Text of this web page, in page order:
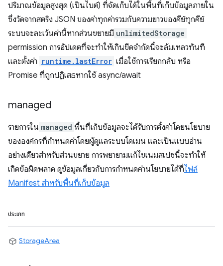
ปริมาณข้อมูลสูงสุด (เป็นไบต์) ที่จัดเก็บได้ในพื้นที่เก็บข้อมูลภายใน
ซึ่งวัดจากสตริง JSON ของค่าทุกค่ารวมกับความยาวของคีย์ทุกคีย์
ระบบจะละเว้นค่านี้หากส่วนขยายมี unlimitedStorage
permission การอัปเดตที่จะทำให้เกินขีดจำกัดนี้จะล้มเหลวทันที
และตั้งค่า runtime.lastError เมื่อใช้การเรียกกลับ หรือ
Promise ที่ถูกปฏิเสธหากใช้ async/await
managed
รายการใน managed พื้นที่เก็บข้อมูลจะได้รับการตั้งค่าโดยนโยบาย
ขององค์กรที่กำหนดค่าโดยผู้ดูแลระบบโดเมน และเป็นแบบอ่าน
อย่างเดียวสำหรับส่วนขยาย การพยายามแก้ไขเนมสเปซนี้จะทำให้
เกิดข้อผิดพลาด ดูข้อมูลเกี่ยวกับการกำหนดค่านโยบายได้ที่ไฟล์
Manifest สำหรับพื้นที่เก็บข้อมูล
ประเภท
StorageArea